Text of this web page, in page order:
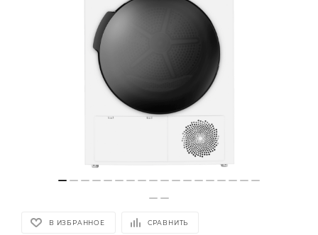
В ИЗБРАННОЕ СРАВНИТЬ